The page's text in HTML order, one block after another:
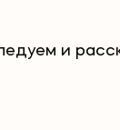
и